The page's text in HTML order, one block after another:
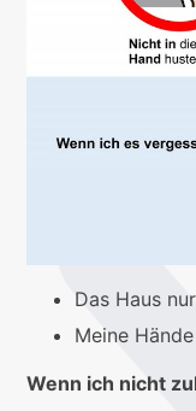
Das Haus
Meine
Wenn ich nicht